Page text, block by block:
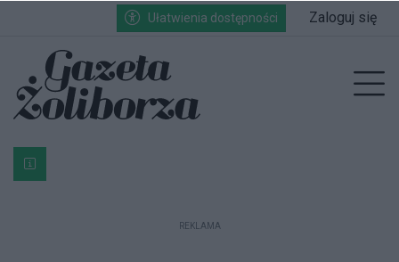
Przejdź do głównych treści
Przejdź do wyszukiwarki
Przejdź do głównego menuUłatwienia dostępności Zaloguj się
Bardzo ważna informacja dla podatników posiadających
REKLAMA